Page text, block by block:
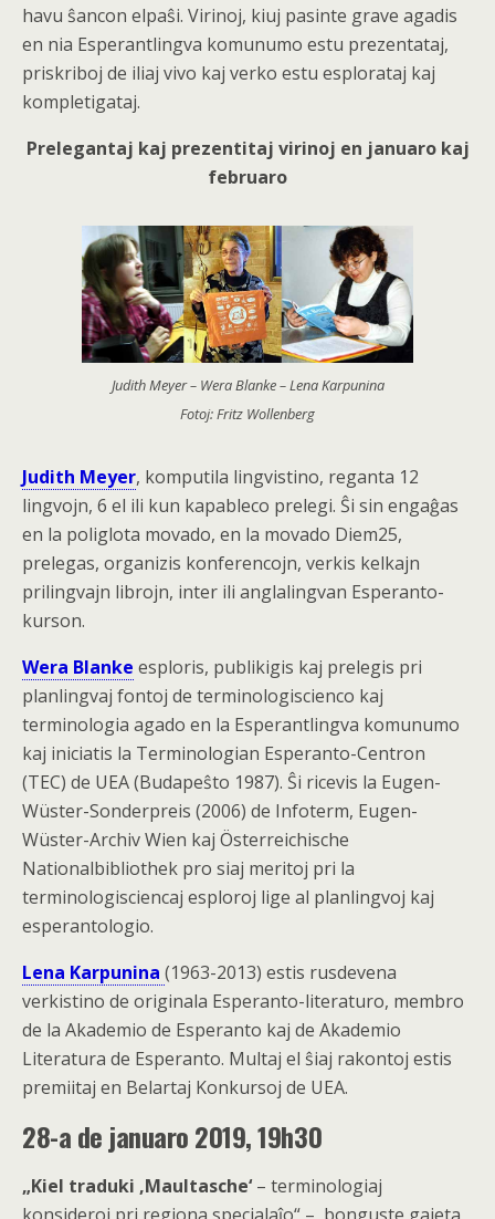
havu ŝancon elpaŝi. Virinoj, kiuj pasinte grave agadis
en nia Esperantlingva komunumo estu prezentataj,
priskriboj de iliaj vivo kaj verko estu esplorataj kaj
kompletigataj.
Prelegantaj kaj prezentitaj virinoj en januaro kaj
februaro
Judith Meyer – Wera Blanke – Lena Karpunina
Fotoj: Fritz Wollenberg
Judith Meyer, komputila lingvistino, reganta 12
lingvojn, 6 el ili kun kapableco prelegi. Ŝi sin engaĝas
en la poliglota movado, en la movado Diem25,
prelegas, organizis konferencojn, verkis kelkajn
prilingvajn librojn, inter ili anglalingvan Esperanto-
kurson.
Wera Blanke esploris, publikigis kaj prelegis pri
planlingvaj fontoj de terminologiscienco kaj
terminologia agado en la Esperantlingva komunumo
kaj iniciatis la Terminologian Esperanto-Centron
(TEC) de UEA (Budapeŝto 1987). Ŝi ricevis la Eugen-
Wüster-Sonderpreis (2006) de Infoterm, Eugen-
Wüster-Archiv Wien kaj Österreichische
Nationalbibliothek pro siaj meritoj pri la
terminologisciencaj esploroj lige al planlingvoj kaj
esperantologio.
Lena Karpunina (1963-2013) estis rusdevena
verkistino de originala Esperanto-literaturo, membro
de la Akademio de Esperanto kaj de Akademio
Literatura de Esperanto. Multaj el ŝiaj rakontoj estis
premiitaj en Belartaj Konkursoj de UEA.
28-a de januaro 2019, 19h30
„Kiel traduki ‚Maultasche‘– terminologiaj